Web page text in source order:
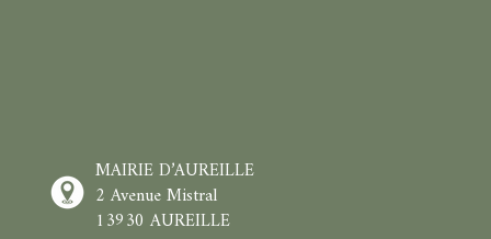
MAIRIE D’AUREILLE
2 Avenue Mistral
13930 AUREILLE